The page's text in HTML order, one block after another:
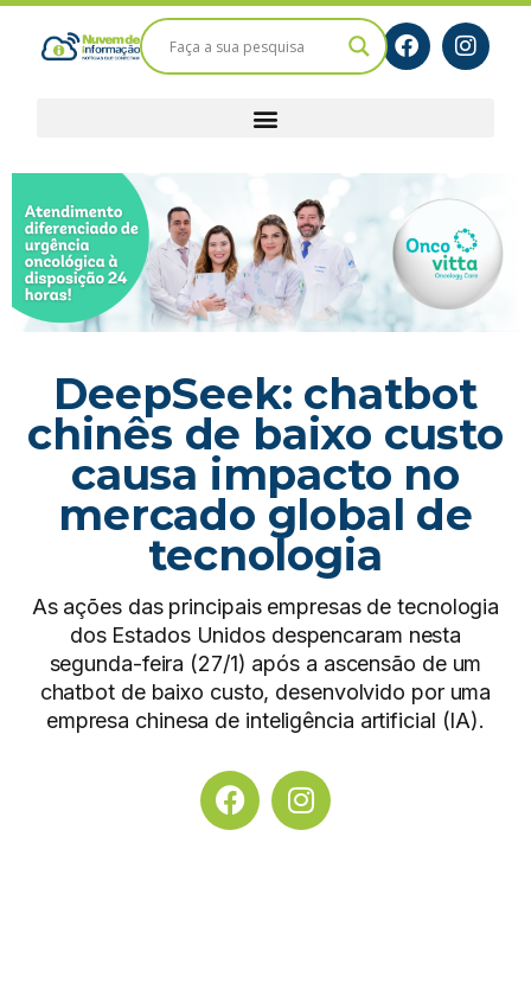
DeepSeek: chatbot
chinês de baixo custo
causa impacto no
mercado global de
tecnologia
As ações das principais empresas de tecnologia
dos Estados Unidos despencaram nesta
segunda-feira (27/1) após a ascensão de um
chatbot de baixo custo, desenvolvido por uma
empresa chinesa de inteligência artificial (IA).